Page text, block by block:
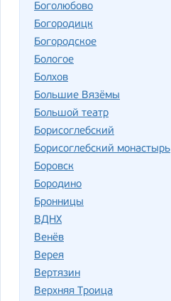
Боголюбово
Богородицк
Богородское
Бологое
Болхов
Большие Вязёмы
Большой театр
Борисоглебский
Борисоглебский монастырь
Боровск
Бородино
Бронницы
ВДНХ
Венёв
Верея
Вертязин
Верхняя Троица